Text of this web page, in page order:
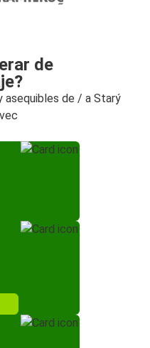
de
asequibles de / a Starý